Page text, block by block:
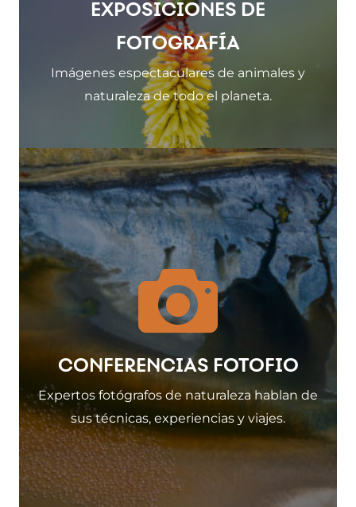
EXPOSICIONES DE
FOTOGRAFÍA
Imágenes espectaculares de animales y
naturaleza de todo el planeta.
CONFERENCIAS FOTOFIO
Expertos fotógrafos de naturaleza hablan de
sus técnicas, experiencias y viajes.